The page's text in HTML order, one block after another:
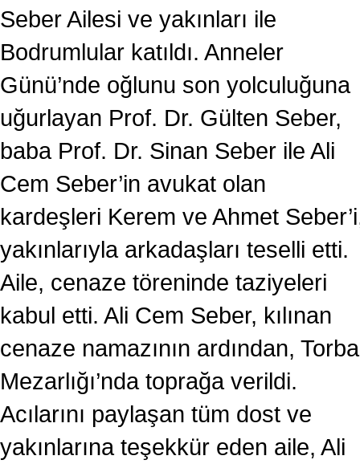
Seber Ailesi ve yakınları ile
Bodrumlular katıldı. Anneler
Günü’nde oğlunu son yolculuğuna
uğurlayan Prof. Dr. Gülten Seber,
baba Prof. Dr. Sinan Seber ile Ali
Cem Seber’in avukat olan
kardeşleri Kerem ve Ahmet
yakınlarıyla arkadaşları teselli etti.
Aile, cenaze töreninde taziyeleri
kabul etti. Ali Cem Seber, kılınan
cenaze namazının ardından, Torba
Mezarlığı’nda toprağa verildi.
Acılarını paylaşan tüm dost ve
yakınlarına teşekkür eden aile, Ali